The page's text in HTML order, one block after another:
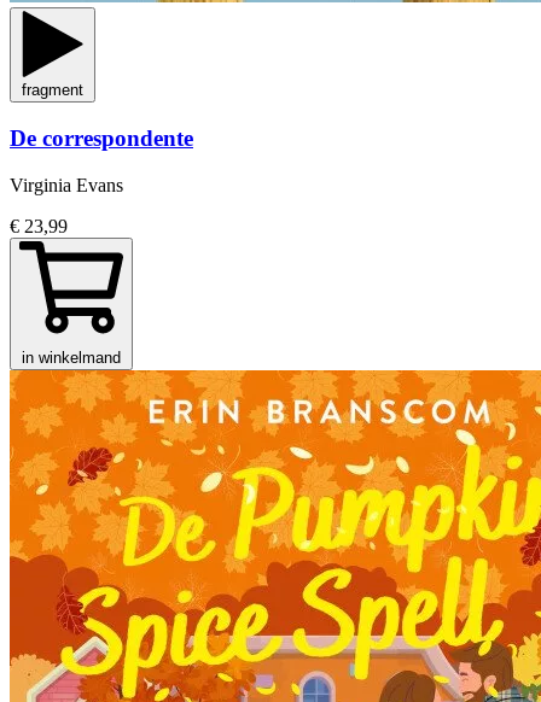
fragment
De correspondente
Virginia Evans
€ 23,99
in winkelmand